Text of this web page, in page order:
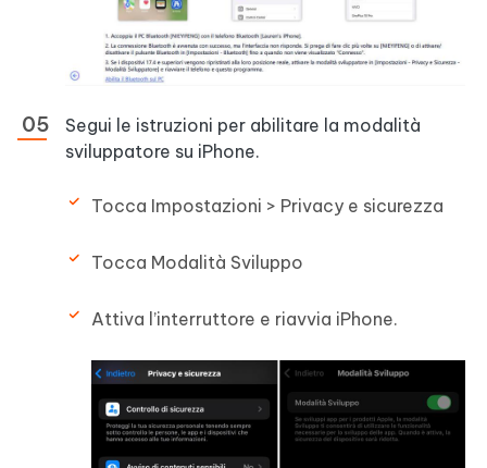
Segui le istruzioni per abilitare la modalità
sviluppatore su iPhone.
Tocca Impostazioni > Privacy e sicurezza
Tocca Modalità Sviluppo
Attiva l’interruttore e riavvia iPhone.